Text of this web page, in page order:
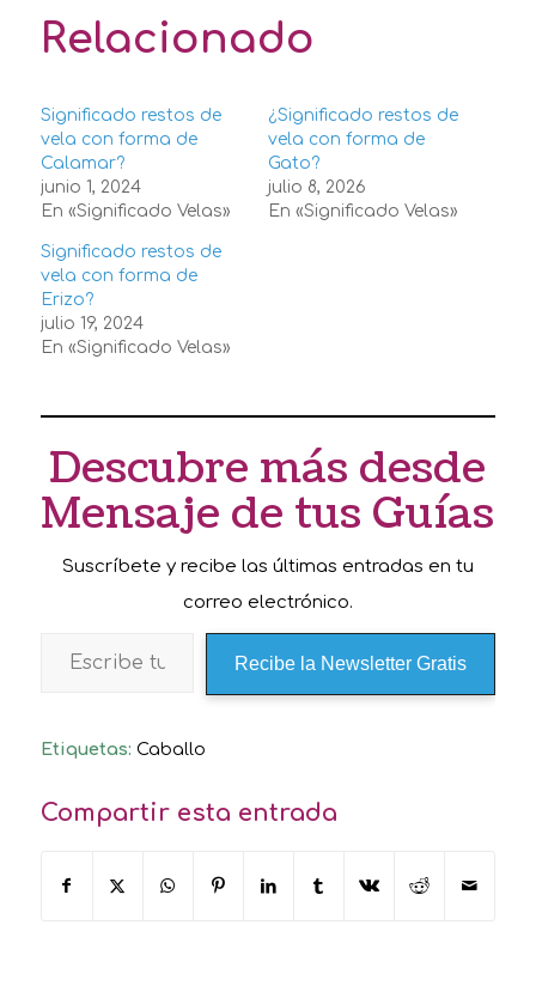
Relacionado
Significado restos de
vela con forma de
Calamar?
junio 1, 2024
En «Significado Velas»
¿Significado restos de
vela con forma de
Gato?
julio 8, 2026
En «Significado Velas»
Significado restos de
vela con forma de
Erizo?
julio 19, 2024
En «Significado Velas»
Descubre más desde
Mensaje de tus Guías
Suscríbete y recibe las últimas entradas en tu
correo electrónico.
Recibe la Newsletter Gratis
Etiquetas: Caballo
Compartir esta entrada